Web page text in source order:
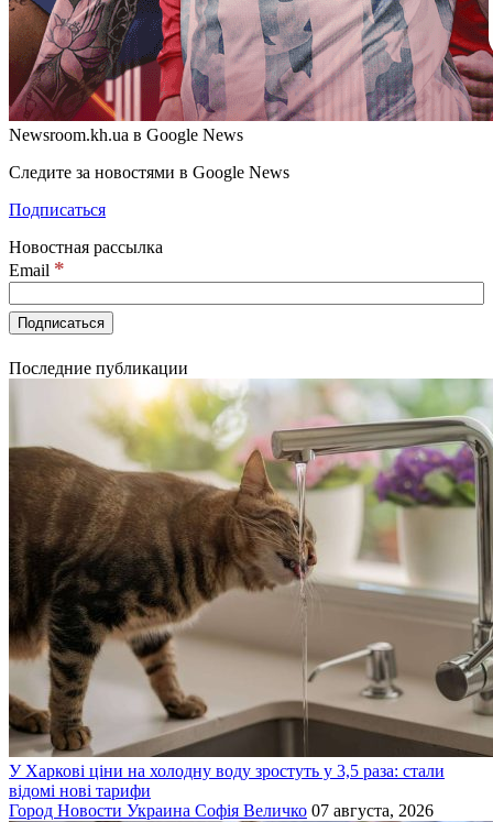
Newsroom.kh.ua в Google News
Следите за новостями в Google News
Подписаться
Новостная рассылка
Email *
Последние публикации
У Харкові ціни на холодну воду зростуть у 3,5 раза: стали
відомі нові тарифи
Город Новости Украина Софія Величко 07 августа, 2026